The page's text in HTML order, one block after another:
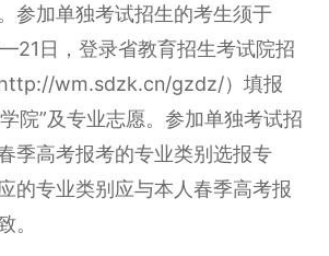
参加单独考试招生的考生须于
日，登录省教育招生考试院招
wm.sdzk.cn/gzdz/）填报
院”及专业志愿。参加单独考试招
季高考报考的专业类别选报专
的专业类别应与本人春季高考报
。